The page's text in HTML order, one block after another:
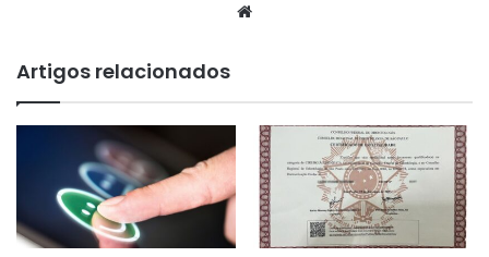
Artigos relacionados